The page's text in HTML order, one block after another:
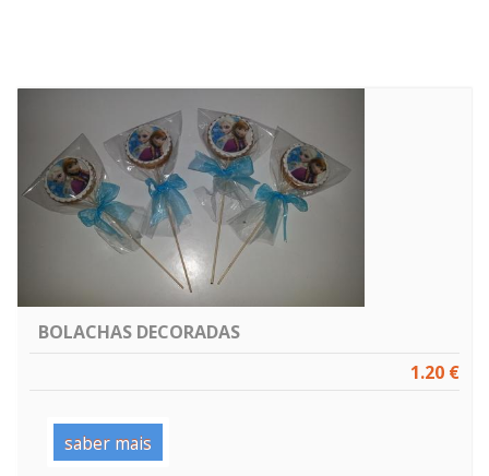
BOLACHAS DECORADAS
1.20 €
saber mais